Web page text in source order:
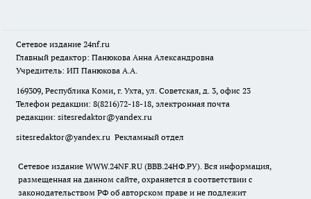
Сетевое издание 24nf.ru
Главный редактор: Панюкова Анна Александровна
Учредитель: ИП Панюкова А.А.
169309, Республика Коми, г. Ухта, ул. Советская, д. 3, офис 23
Телефон редакции: 8(8216)72-18-18, электронная почта
редакции: sitesredaktor@yandex.ru
sitesredaktor@yandex.ru Рекламный отдел
Сетевое издание WWW.24NF.RU (ВВВ.24НФ.РУ). Вся информация,
размещенная на данном сайте, охраняется в соответствии с
законодательством РФ об авторском праве и не подлежит